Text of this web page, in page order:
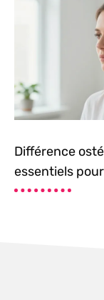
Différence
essentiels